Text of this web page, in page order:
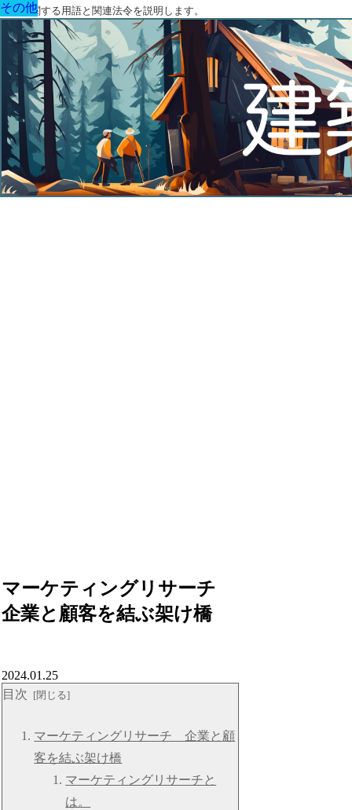
建築に関する用語と関連法令を説明します。
マーケティングリサーチ
企業と顧客を結ぶ架け橋
その他
2024.01.25
目次
マーケティングリサーチ 企業と顧
客を結ぶ架け橋
マーケティングリサーチと
は。
その他
その他
その他
その他
その他
その他